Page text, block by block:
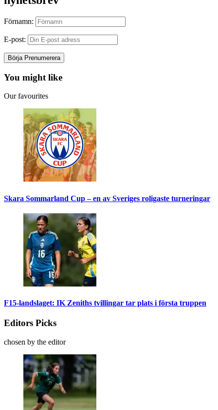
Förnamn:
E-post:
You might like
Our favourites
Skara Sommarland Cup – en av Sveriges roligaste turneringar
F15-landslaget: IK Zeniths tvillingar tar plats i första truppen
Editors Picks
chosen by the editor